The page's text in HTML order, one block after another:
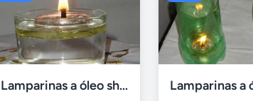
Lamparinas a óleo shalom